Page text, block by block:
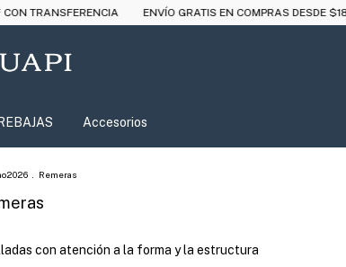
GRATIS EN COMPRAS DESDE $180.000 6 CUOTAS SIN
REBAJAS Accesorios
Remeras
con atención a la forma y la estructura